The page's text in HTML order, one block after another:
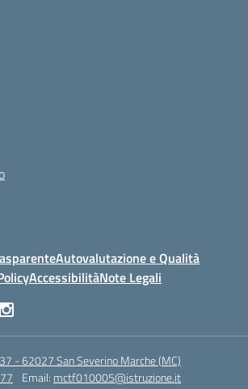
Autovalutazione e Qualità
AccessibilitàNote Legali
- 62027 San Severino Marche (MC)
Email: mctf010005@istruzione.it